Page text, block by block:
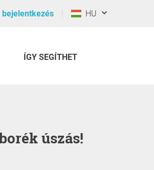
bejelentkezés HU
ÍGY SEGÍTHET
úszás!